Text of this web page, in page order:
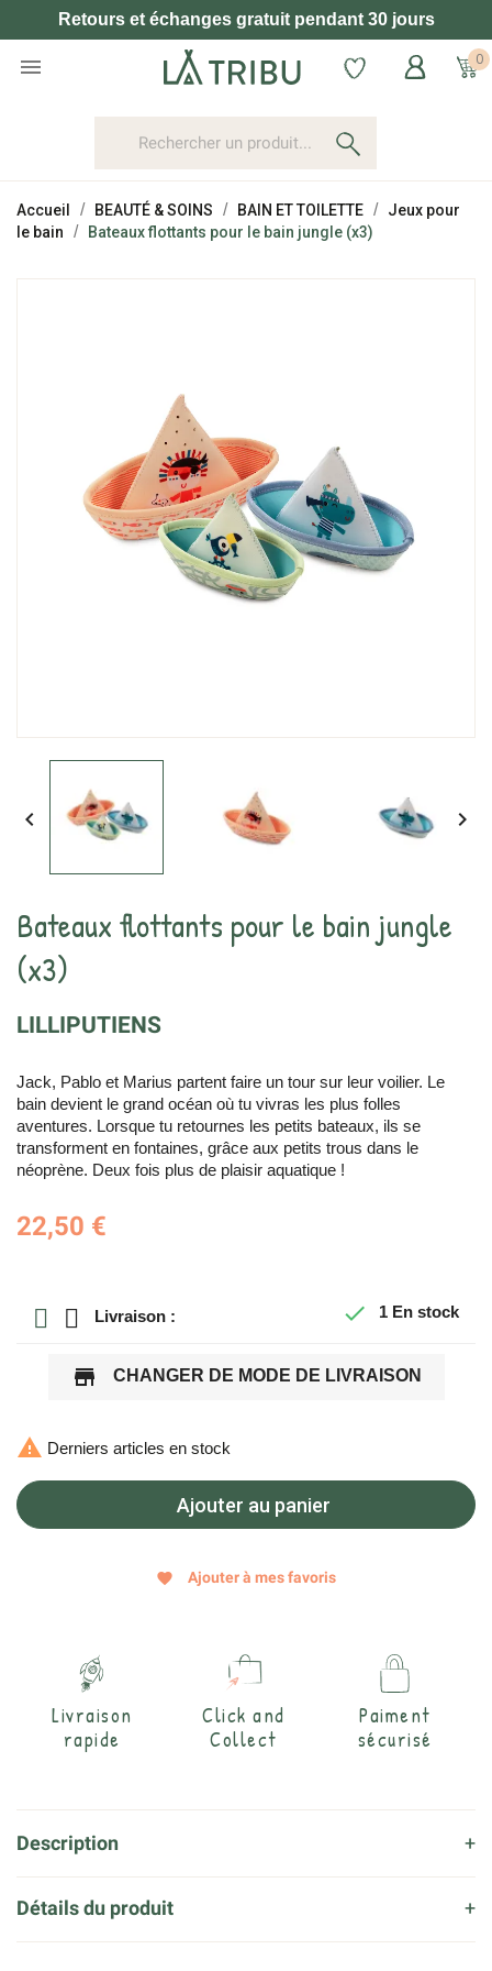
Retours et échanges gratuit pendant 30 jours
 0
Accueil BEAUTÉ & SOINS BAIN ET TOILETTE
Jeux pour
le bain
Bateaux flottants pour le bain jungle (x3)
 
Bateaux flottants pour le bain jungle
(x3)
LILLIPUTIENS
Jack, Pablo et Marius partent faire un tour sur leur voilier. Le
bain devient le grand océan où tu vivras les plus folles
aventures. Lorsque tu retournes les petits bateaux, ils se
transforment en fontaines, grâce aux petits trous dans le
néoprène. Deux fois plus de plaisir aquatique !
22,50 €
Livraison :  1 En stock
store CHANGER DE MODE DE LIVRAISON
 Derniers articles en stock
Ajouter au panier
favorite Ajouter à mes favoris
Livraison
rapide
Click and
Collect
Paiment
sécurisé
Description
Détails du produit